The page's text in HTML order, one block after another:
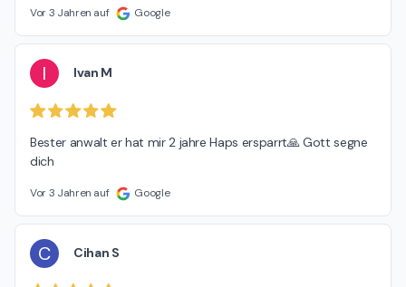
Vor 3 Jahren auf Google
I Ivan M
Bester anwalt er hat mir 2 jahre Haps ersparrt🙏 Gott segne
dich
Vor 3 Jahren auf Google
C Cihan S